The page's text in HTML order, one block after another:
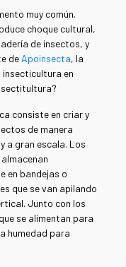
muy común.
choque cultural,
de insectos, y
de Apoinsecta, la
en
consiste en criar y
de manera
a gran escala. Los
en bandejas o
que se van apilando
Junto con los
se alimentan para
humedad para